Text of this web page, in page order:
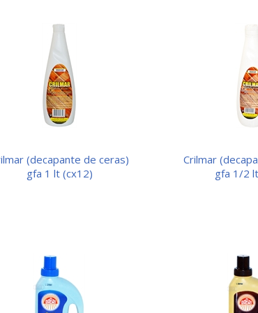
gfa 1 lt (cx12)
crilmar (decapante de ceras)
gfa 1/2